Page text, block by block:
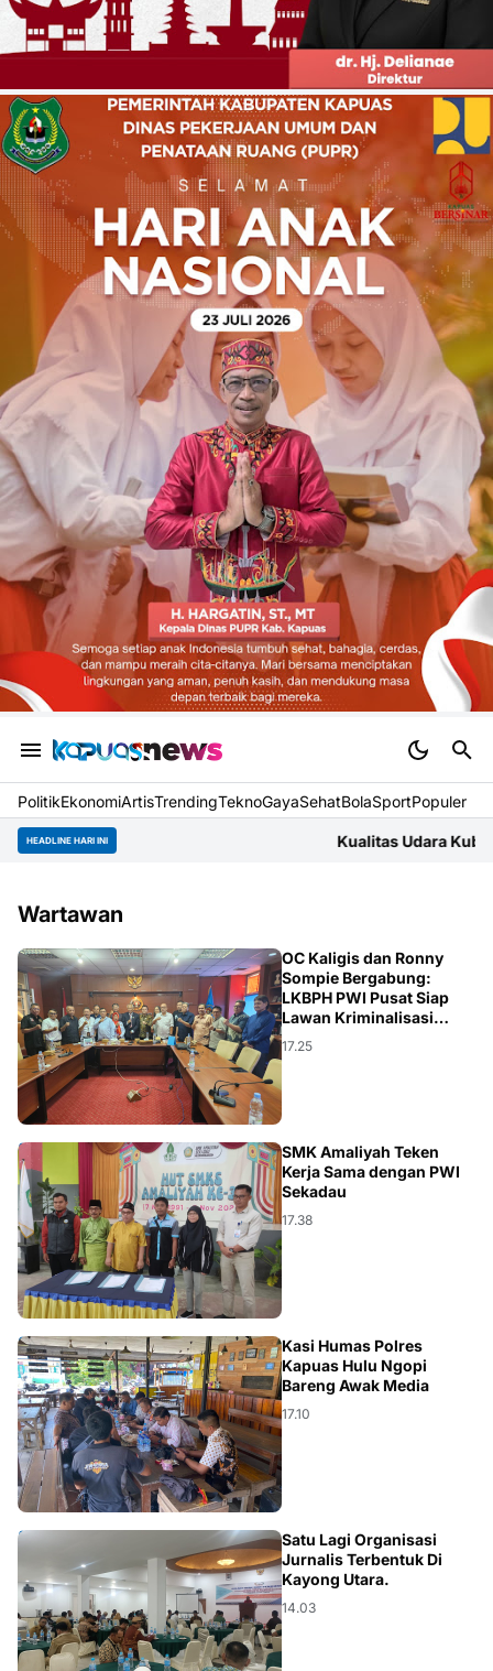
PolitikEkonomiArtisTrendingTeknoGayaSehatBolaSportPopuler
HEADLINE HARI INI Kualitas Udara Kubu Raya Jumat Pagi
Wartawan
JAKARTA
OC Kaligis dan Ronny
Sompie Bergabung:
LKBPH PWI Pusat Siap
Lawan Kriminalisasi
Wartawan
17.25
KALBAR
SMK Amaliyah Teken
Kerja Sama dengan PWI
Sekadau
17.38
KALBAR
Kasi Humas Polres
Kapuas Hulu Ngopi
Bareng Awak Media
17.10
KALBAR
Satu Lagi Organisasi
Jurnalis Terbentuk Di
Kayong Utara.
14.03